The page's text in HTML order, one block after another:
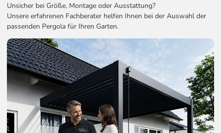
Unsicher bei Größe, Montage oder Ausstattung?
Unsere erfahrenen Fachberater helfen Ihnen bei der Auswahl der
passenden Pergola für Ihren Garten.